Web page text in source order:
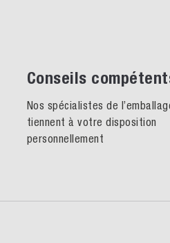
Conseils
Nos spécialistes de
tiennent à votre disposition
personnellement